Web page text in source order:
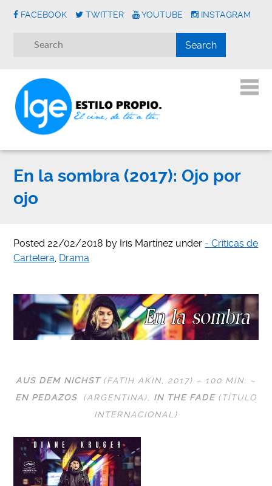
FACEBOOK TWITTER YOUTUBE INSTAGRAM
En la sombra (2017): Ojo por
ojo
Posted22/02/2018 by Iris Martínez under - Críticas de
Cartelera, Drama
AUS DEM NICHST(FATIH AKIN, 2017) – 100 MIN. –
EN PEDAZOS (ARGENTINA), IN THE FADE(TÍTULO
INTERNACIONAL)